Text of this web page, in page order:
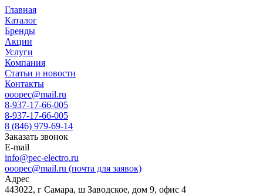
Главная
Каталог
Бренды
Акции
Услуги
Компания
Статьи и новости
Контакты
ooopec@mail.ru
8-937-17-66-005
8-937-17-66-005
8 (846) 979-69-14
Заказать звонок
E-mail
info@pec-electro.ru
ooopec@mail.ru (почта для заявок)
Адрес
443022, г Самара, ш Заводское, дом 9, офис 4